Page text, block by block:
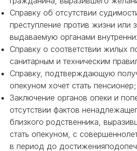
Справку об отсутствии
преступление против жизни или
выдаваемую органами
Справку о соответствии жилых
санитарным и техническим
Справку, подтверждающую
опекуном хочет стать пенсионер;
Заключение органов опеки и
отсутствии фактов
близкого родственника,
стать опекуном, с
в период до